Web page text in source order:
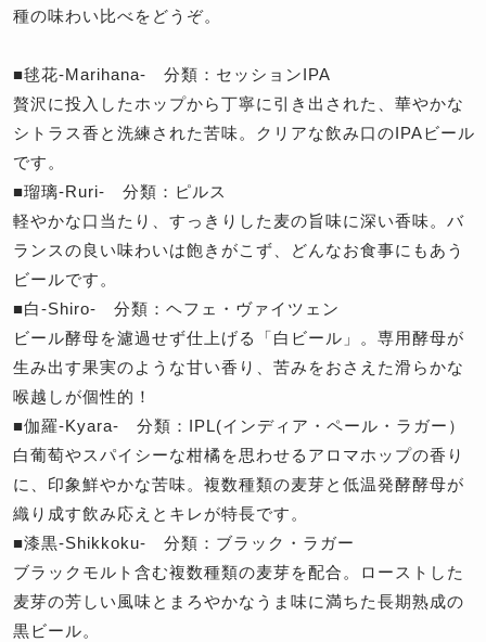
種の味わい比べをどうぞ。
■毬花-Marihana- 分類：セッションIPA
贅沢に投入したホップから丁寧に引き出された、華やかな
シトラス香と洗練された苦味。クリアな飲み口のIPAビール
です。
■瑠璃-Ruri- 分類：ピルス
軽やかな口当たり、すっきりした麦の旨味に深い香味。バ
ランスの良い味わいは飽きがこず、どんなお食事にもあう
ビールです。
■白-Shiro- 分類：ヘフェ・ヴァイツェン
ビール酵母を濾過せず仕上げる「白ビール」。専用酵母が
生み出す果実のような甘い香り、苦みをおさえた滑らかな
喉越しが個性的！
■伽羅-Kyara- 分類：IPL(インディア・ペール・ラガー）
白葡萄やスパイシーな柑橘を思わせるアロマホップの香り
に、印象鮮やかな苦味。複数種類の麦芽と低温発酵酵母が
織り成す飲み応えとキレが特長です。
■漆黒-Shikkoku- 分類：ブラック・ラガー
ブラックモルト含む複数種類の麦芽を配合。ローストした
麦芽の芳しい風味とまろやかなうま味に満ちた長期熟成の
黒ビール。